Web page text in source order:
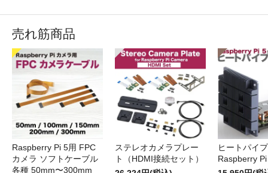
売れ筋商品
Raspberry Pi 5用 FPC
カメラ ソフトケーブル
各種 50mm〜300mm
ステレオカメラプレー
ト（HDMI接続セット）
ヒートパイ
Raspberry